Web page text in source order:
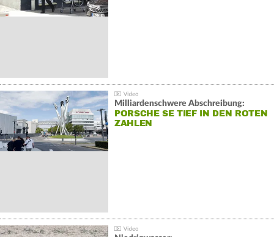
Milliardenschwere Abschreibung:
PORSCHE SE TIEF IN DEN ROTEN
ZAHLEN